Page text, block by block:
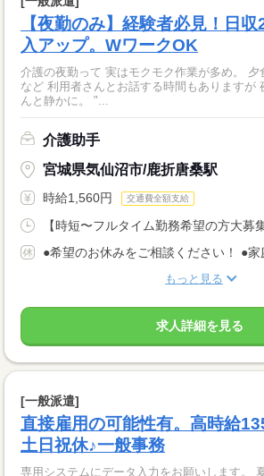
【夜勤のみ】経験者必見！日
入アップ。WワークOK
介護の夜勤って 実はモクモク作業が多め。 夕食や着替えのお手伝い
など 利用者さんとお話する時間もありますが
んと静かに。 "...
介護助手
宮城県気仙沼市/鹿折唐桑駅
時給1,560円 交通費全額支給
【時短〜フルタイム勤務希望の方大募
●希望のお休みをご相談ください！ ●家
もっと見る
求人詳細を見る
[一般派遣]
直接雇用の可能性有。高時給
土日祝休♪一般事務
専用システムにデータ入力をお願いします。